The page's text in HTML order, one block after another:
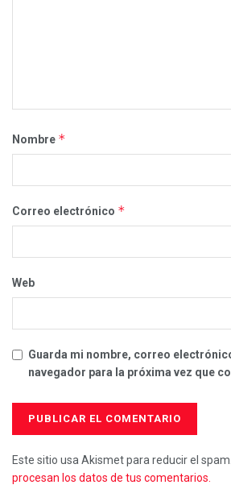
Nombre *
Correo electrónico *
Web
Guarda mi nombre, correo
navegador para la próxima vez que
Este sitio usa Akismet para reducir el spam.
procesan los datos de tus comentarios.